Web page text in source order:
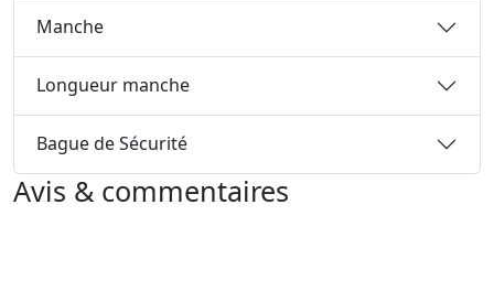
Manche
Longueur manche
Bague de Sécurité
Avis & commentaires